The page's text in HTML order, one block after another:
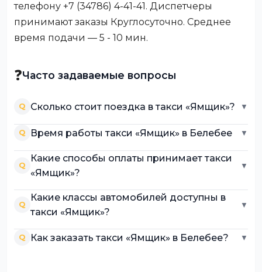
телефону +7 (34786) 4-41-41. Диспетчеры
принимают заказы Круглосуточно. Среднее
время подачи — 5 - 10 мин.
❓Часто задаваемые вопросы
Q Сколько стоит поездка в такси «Ямщик»? ▼
Q Время работы такси «Ямщик» в Белебее ▼
Q
Какие способы оплаты принимает такси
«Ямщик»?
▼
Q
Какие классы автомобилей доступны в
такси «Ямщик»?
▼
Q Как заказать такси «Ямщик» в Белебее? ▼